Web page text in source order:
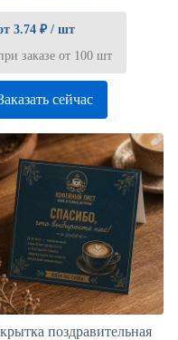
3.74 ₽ / шт
заказе от 100 шт
сейчас
поздравительная